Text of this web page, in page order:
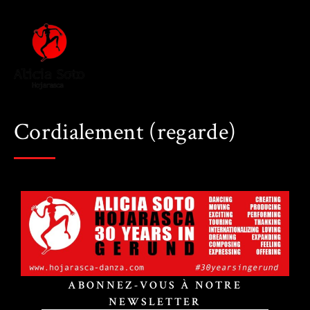
Cordialement (regarde)
ABONNEZ-VOUS À NOTRE
NEWSLETTER